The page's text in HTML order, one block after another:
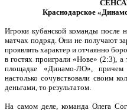
Краснодарское
Игроки кубанской команды после
матчах подряд. Они не получают
проявлять характер и отчаянно
в гостях проиграли «Нове» (2:3), а
площадке «Динамо-ЛО»,
настолько сочувствовали своим
деньгами, то результатом.
На самом деле, команда Олега